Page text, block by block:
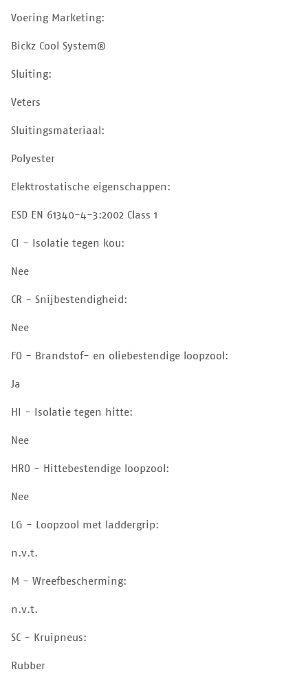
Voering Marketing:
Bickz Cool System®
Sluiting:
Veters
Sluitingsmateriaal:
Polyester
Elektrostatische eigenschappen:
ESD EN 61340-4-3:2002 Class 1
CI - Isolatie tegen kou:
Nee
CR - Snijbestendigheid:
Nee
FO - Brandstof- en oliebestendige loopzool:
Ja
HI - Isolatie tegen hitte:
Nee
HRO - Hittebestendige loopzool:
Nee
LG - Loopzool met laddergrip:
n.v.t.
M - Wreefbescherming:
n.v.t.
SC - Kruipneus:
Rubber